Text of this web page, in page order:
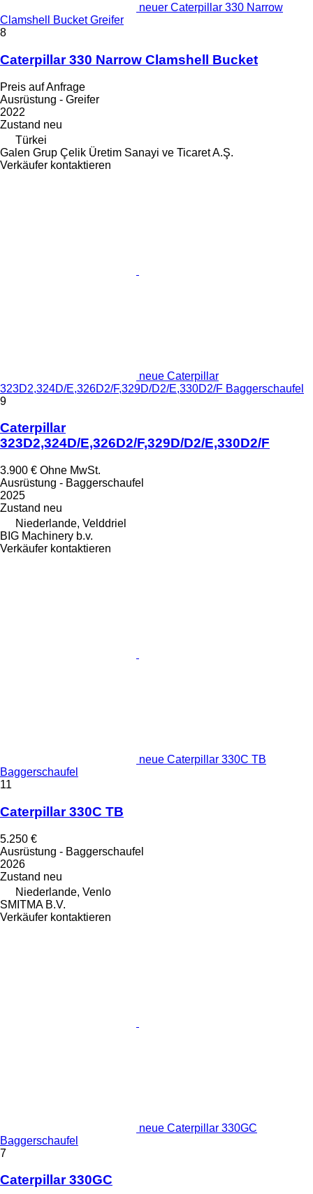
neuer Caterpillar 330 Narrow
Clamshell Bucket Greifer
8
Caterpillar 330 Narrow Clamshell Bucket
Preis auf Anfrage
Ausrüstung - Greifer
2022
Zustand neu
Türkei
Galen Grup Çelik Üretim Sanayi ve Ticaret A.Ş.
Verkäufer kontaktieren
neue Caterpillar
323D2,324D/E,326D2/F,329D/D2/E,330D2/F Baggerschaufel
9
Caterpillar
323D2,324D/E,326D2/F,329D/D2/E,330D2/F
3.900 € Ohne MwSt.
Ausrüstung - Baggerschaufel
2025
Zustand neu
Niederlande, Velddriel
BIG Machinery b.v.
Verkäufer kontaktieren
neue Caterpillar 330C TB
Baggerschaufel
11
Caterpillar 330C TB
5.250 €
Ausrüstung - Baggerschaufel
2026
Zustand neu
Niederlande, Venlo
SMITMA B.V.
Verkäufer kontaktieren
neue Caterpillar 330GC
Baggerschaufel
7
Caterpillar 330GC